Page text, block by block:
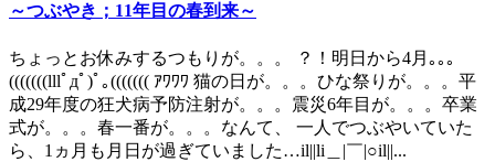
～つぶやき；11年目の春到来～
ちょっとお休みするつもりが。。。 ？！明日から4月｡｡｡
(((((((lllﾟдﾟ)ﾟ｡((((((( ｱﾜﾜﾜ 猫の日が。。。ひな祭りが。。。平
成29年度の狂犬病予防注射が。。。震災6年目が。。。卒業
式が。。。春一番が。。。なんて、 一人でつぶやいていた
ら、1ヵ月も月日が過ぎていました…il||li＿|￣|○il||...